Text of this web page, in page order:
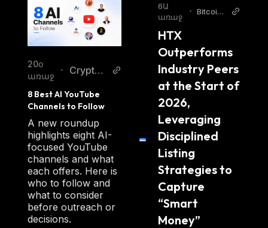
20օ
առաջ
•
Crypto
g News
8 Best AI YouTube
Channels to Follow
A new roundup
highlights eight AI-
focused YouTube
channels and what
each offers. Here is
who to follow and
what to consider
before outreach or
decisions.
6Ա
առաջ
• Bitcoin
HTX
Outperforms
Industry Peers
at the Start of
2026,
Leveraging
Disciplined
Listing
Strategies to
Capture
“Smart
Money”